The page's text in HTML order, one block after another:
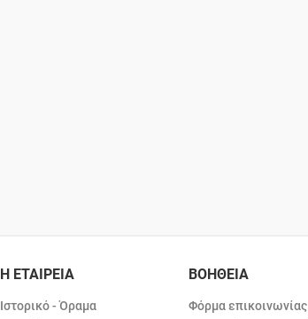
Η ΕΤΑΙΡΕΙΑ
Ιστορικό - Όραμα
ΒΟΗΘΕΙΑ
Φόρμα επικοινωνίας